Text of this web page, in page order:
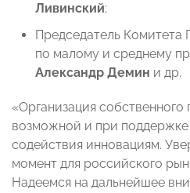
Ливинский;
Председатель
по малому и среднему
Александр Демин и др.
«Организация собственного
возможной и при
содействия инновациям.
момент для российского
Надеемся на дальнейшее